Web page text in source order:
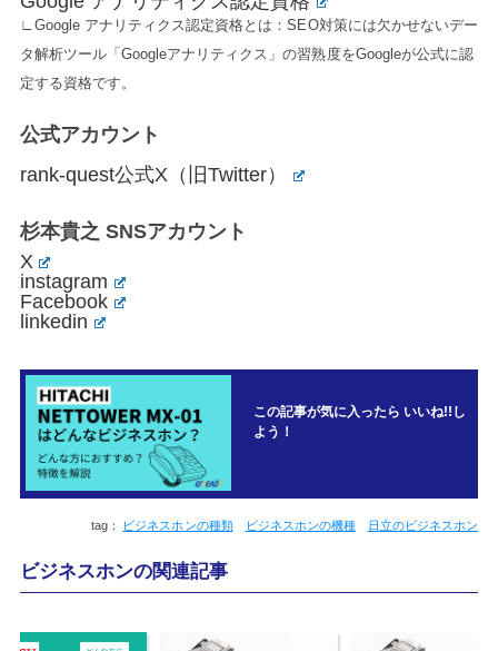
∟Google アナリティクス認定資格とは：SEO対策には欠かせないデー
タ解析ツール「Googleアナリティクス」の習熟度をGoogleが公式に認
定する資格です。
公式アカウント
rank-quest公式X（旧Twitter）
杉本貴之 SNSアカウント
X
instagram
Facebook
linkedin
この記事が気に入ったら いいね!!し
よう！
ビジネスホンの種類 ビジネスホンの機種 日立のビジネスホン
ビジネスホンの関連記事